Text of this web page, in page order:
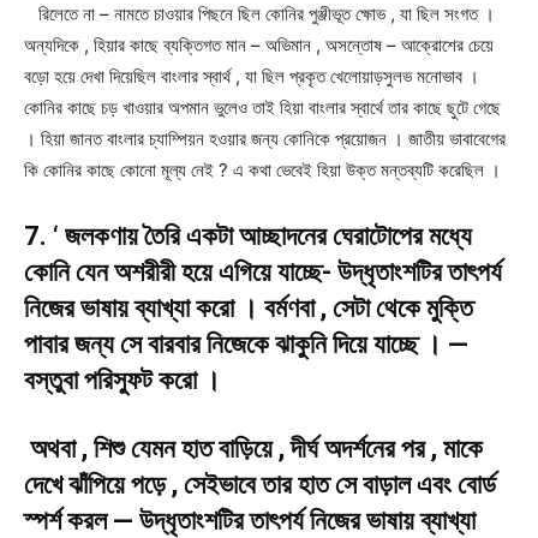
রিলেতে না – নামতে চাওয়ার পিছনে ছিল কোনির পুঞ্জীভূত ক্ষোভ , যা ছিল সংগত ।
অন্যদিকে , হিয়ার কাছে ব্যক্তিগত মান – অভিমান , অসন্তোষ – আক্রোশের চেয়ে
বড়ো হয়ে দেখা দিয়েছিল বাংলার স্বার্থ , যা ছিল প্রকৃত খেলোয়াড়সুলভ মনোভাব ।
কোনির কাছে চড় খাওয়ার অপমান ভুলেও তাই হিয়া বাংলার স্বার্থে তার কাছে ছুটে গেছে
। হিয়া জানত বাংলার চ্যাম্পিয়ন হওয়ার জন্য কোনিকে প্রয়োজন । জাতীয় ভাবাবেগের
কি কোনির কাছে কোনো মূল্য নেই ? এ কথা ভেবেই হিয়া উক্ত মন্তব্যটি করেছিল ।
7. ‘ জলকণায় তৈরি একটা আচ্ছাদনের ঘেরাটোপের মধ্যে
কোনি যেন অশরীরী হয়ে এগিয়ে যাচ্ছে- উদ্ধৃতাংশটির তাৎপর্য
নিজের ভাষায় ব্যাখ্যা করো । বর্মণবা , সেটা থেকে মুক্তি
পাবার জন্য সে বারবার নিজেকে ঝাকুনি দিয়ে যাচ্ছে । —
বস্তুবা পরিস্ফুট করো ।
অথবা , শিশু যেমন হাত বাড়িয়ে , দীর্ঘ অদর্শনের পর , মাকে
দেখে ঝাঁপিয়ে পড়ে , সেইভাবে তার হাত সে বাড়াল এবং বোর্ড
স্পর্শ করল — উদ্ধৃতাংশটির তাৎপর্য নিজের ভাষায় ব্যাখ্যা